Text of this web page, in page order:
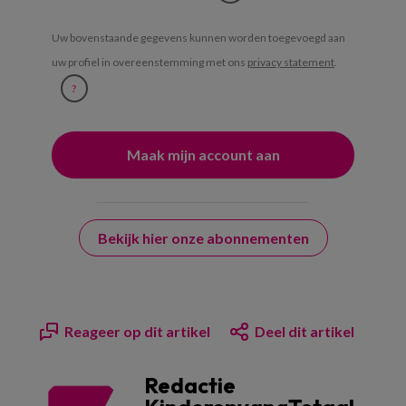
Uw bovenstaande gegevens kunnen worden toegevoegd aan
uw profiel in overeenstemming met ons privacy statement.
?
Bekijk hier onze abonnementen
Reageer op dit artikel Deel dit artikel
Redactie